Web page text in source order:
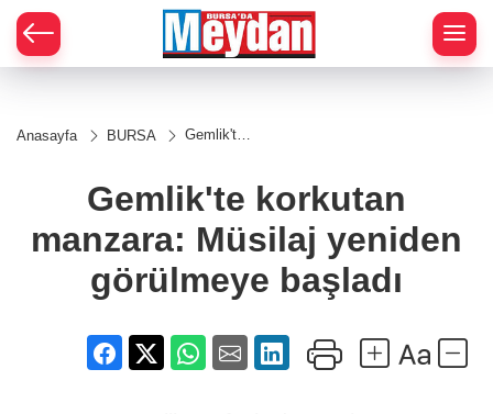
Anasayfa BURSA
Gemlik'te
Müsilaj
yeniden
başladı
Gemlik'te korkutan
manzara: Müsilaj yeniden
görülmeye başladı